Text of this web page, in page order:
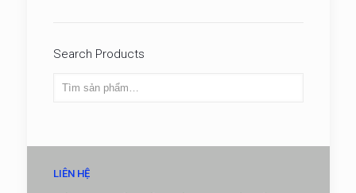
Search Products
LIÊN HỆ